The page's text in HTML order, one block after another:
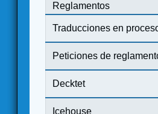
Reglamentos
Traducciones en
Peticiones de
Decktet
Icehouse